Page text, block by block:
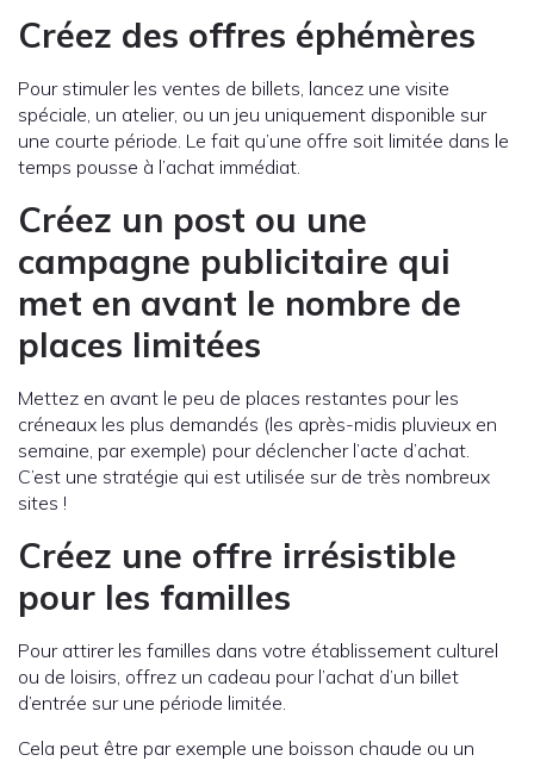
Créez des offres éphémères
Pour stimuler les ventes de billets, lancez une visite
spéciale, un atelier, ou un jeu uniquement disponible sur
une courte période. Le fait qu’une offre soit limitée dans le
temps pousse à l’achat immédiat.
Créez un post ou une
campagne publicitaire qui
met en avant le nombre de
places limitées
Mettez en avant le peu de places restantes pour les
créneaux les plus demandés (les après-midis pluvieux en
semaine, par exemple) pour déclencher l’acte d’achat.
C’est une stratégie qui est utilisée sur de très nombreux
sites !
Créez une offre irrésistible
pour les familles
Pour attirer les familles dans votre établissement culturel
ou de loisirs, offrez un cadeau pour l’achat d’un billet
d’entrée sur une période limitée.
Cela peut être par exemple une boisson chaude ou un